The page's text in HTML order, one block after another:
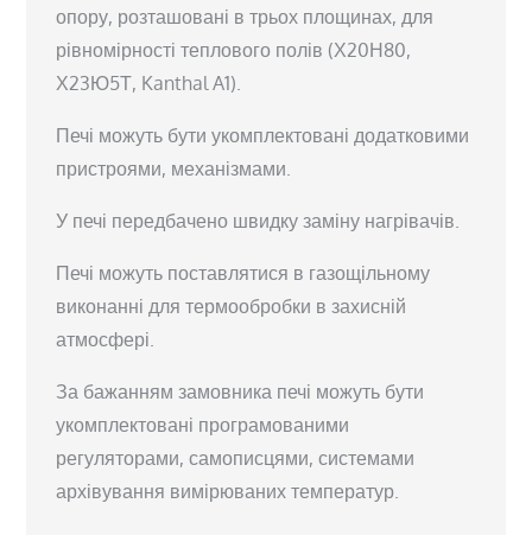
опору, розташовані в трьох площинах, для
рівномірності теплового полів (Х20Н80,
Х23Ю5Т, Kanthal A1).
Печі можуть бути укомплектовані додатковими
пристроями, механізмами.
У печі передбачено швидку заміну нагрівачів.
Печі можуть поставлятися в газощільному
виконанні для термообробки в захисній
атмосфері.
За бажанням замовника печі можуть бути
укомплектовані програмованими
регуляторами, самописцями, системами
архівування вимірюваних температур.